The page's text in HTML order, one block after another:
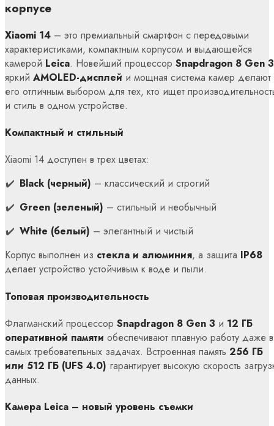
корпусе
Xiaomi 14 – это премиальный смартфон с передовыми
характеристиками, компактным корпусом и выдающейся
камерой Leica. Новейший процессор Snapdragon 8 Gen 3
яркий AMOLED-дисплей и мощная система камер делают
его отличным выбором для тех, кто ищет
и стиль в одном устройстве.
Компактный и стильный
Xiaomi 14 доступен в трех цветах:
Black (черный) – классический и строгий
Green (зеленый) – стильный и необычный
White (белый) – элегантный и чистый
Корпус выполнен из стекла и алюминия, а защита IP68
делает устройство устойчивым к воде и пыли.
Топовая производительность
Флагманский процессор Snapdragon 8 Gen 3 и 12 ГБ
оперативной памяти обеспечивают плавную работу даже в
самых требовательных задачах. Встроенная память 256 ГБ
или 512 ГБ (UFS 4.0) гарантирует высокую скорость
данных.
Камера Leica – новый уровень съемки